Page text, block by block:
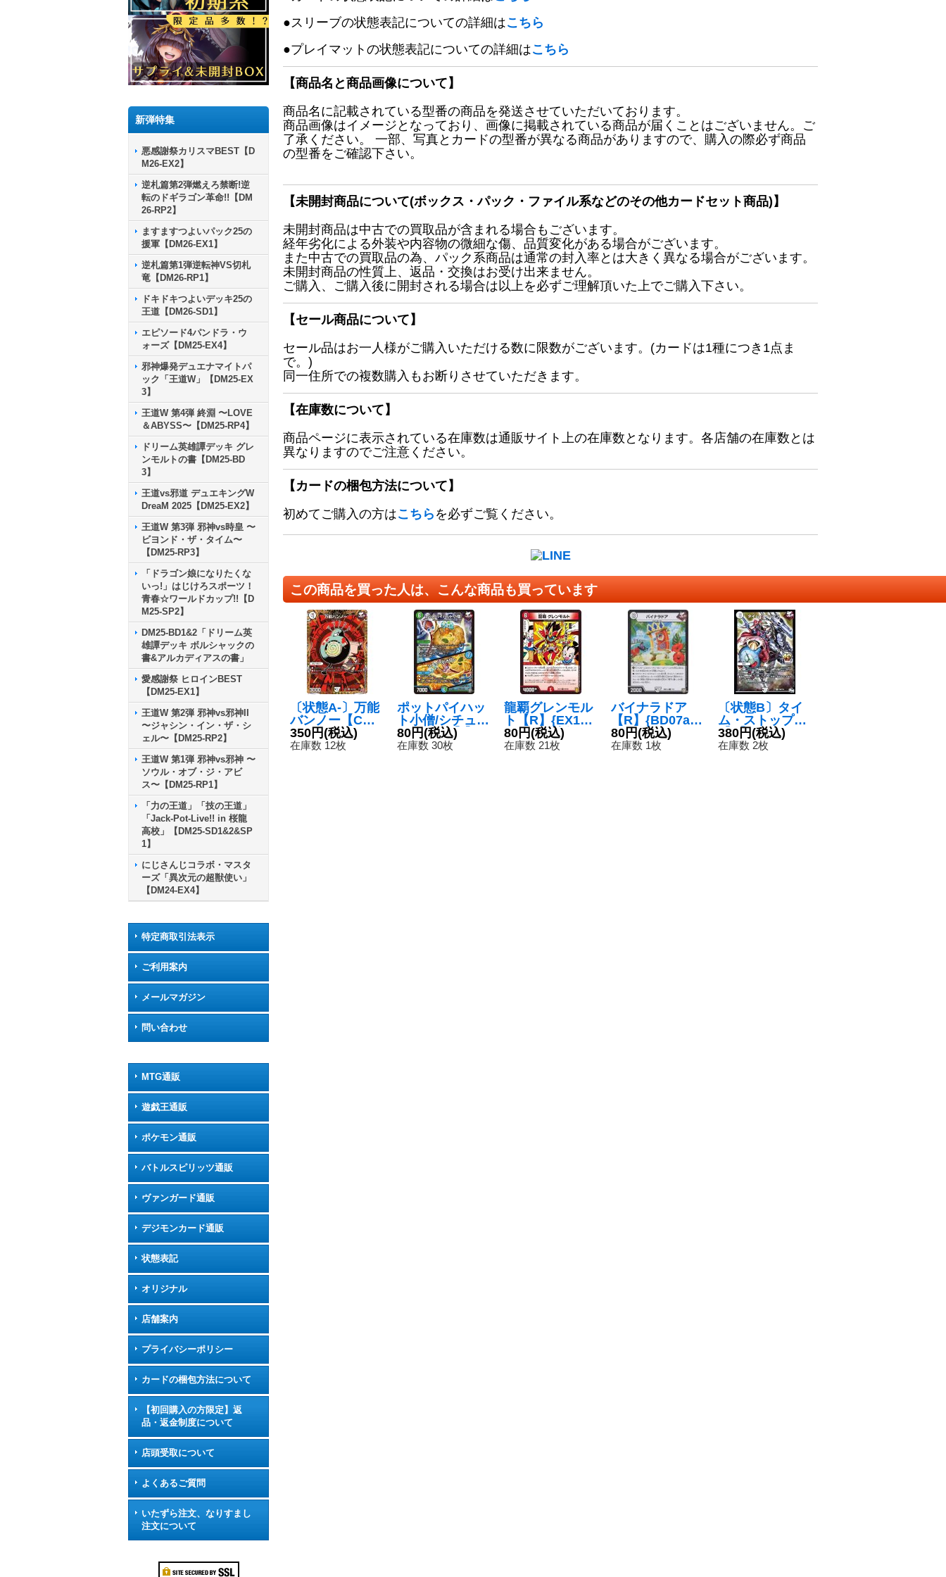
新弾特集
悪感謝祭カリスマBEST【D
M26-EX2】
逆札篇第2弾燃えろ禁断!逆
転のドギラゴン革命!!【DM
26-RP2】
ますますつよいパック25の
援軍【DM26-EX1】
逆札篇第1弾逆転神VS切札
竜【DM26-RP1】
ドキドキつよいデッキ25の
王道【DM26-SD1】
エピソード4パンドラ・ウ
ォーズ【DM25-EX4】
邪神爆発デュエナマイトパ
ック「王道W」【DM25-EX
3】
王道W 第4弾 終淵 〜LOVE
＆ABYSS〜【DM25-RP4】
ドリーム英雄譚デッキ グレ
ンモルトの書【DM25-BD
3】
王道vs邪道 デュエキングW
DreaM 2025【DM25-EX2】
王道W 第3弾 邪神vs時皇 〜
ビヨンド・ザ・タイム〜
【DM25-RP3】
「ドラゴン娘になりたくな
いっ!」はじけろスポーツ！
青春☆ワールドカップ!!【D
M25-SP2】
DM25-BD1&2「ドリーム英
雄譚デッキ ボルシャックの
書&アルカディアスの書」
愛感謝祭 ヒロインBEST
【DM25-EX1】
王道W 第2弾 邪神vs邪神II
〜ジャシン・イン・ザ・シ
ェル〜【DM25-RP2】
王道W 第1弾 邪神vs邪神 〜
ソウル・オブ・ジ・アビ
ス〜【DM25-RP1】
「力の王道」「技の王道」
「Jack-Pot-Live!! in 桜龍
高校」【DM25-SD1&2&SP
1】
にじさんじコラボ・マスタ
ーズ「異次元の超獣使い」
【DM24-EX4】
特定商取引法表示
ご利用案内
メールマガジン
問い合わせ
MTG通販
遊戯王通販
ポケモン通販
バトルスピリッツ通販
ヴァンガード通販
デジモンカード通販
状態表記
オリジナル
店舗案内
プライバシーポリシー
カードの梱包方法について
【初回購入の方限定】返
品・返金制度について
店頭受取について
よくあるご質問
いたずら注文、なりすまし
注文について
●スリーブの状態表記についての詳細はこちら
●プレイマットの状態表記についての詳細はこちら
【商品名と商品画像について】
商品名に記載されている型番の商品を発送させていただいております。
商品画像はイメージとなっており、画像に掲載されている商品が届くことはございません。ご
了承ください。 一部、写真とカードの型番が異なる商品がありますので、購入の際必ず商品
の型番をご確認下さい。
【未開封商品について(ボックス・パック・ファイル系などのその他カードセット商品)】
未開封商品は中古での買取品が含まれる場合もございます。
経年劣化による外装や内容物の微細な傷、品質変化がある場合がございます。
また中古での買取品の為、パック系商品は通常の封入率とは大きく異なる場合がございます。
未開封商品の性質上、返品・交換はお受け出来ません。
ご購入、ご購入後に開封される場合は以上を必ずご理解頂いた上でご購入下さい。
【セール商品について】
セール品はお一人様がご購入いただける数に限数がございます。(カードは1種につき1点ま
で。)
同一住所での複数購入もお断りさせていただきます。
【在庫数について】
商品ページに表示されている在庫数は通販サイト上の在庫数となります。各店舗の在庫数とは
異なりますのでご注意ください。
【カードの梱包方法について】
初めてご購入の方はこちら を必ずご覧ください。
この商品を買った人は、こんな商品も買っています
〔状態A-〕万能
バンノー【C】
{24RP3秘23/秘
24}《無》
350円(税込)
在庫数 12枚
ポットパイハッ
ト小僧/シチュ―
引き回し【-】
{BD11基本J8/1
80円(税込)
在庫数 30枚
龍覇グレンモル
ト【R】{EX156
9/100}《火》
80円(税込)
在庫数 21枚
バイナラドア
【R】{BD07a7/
14}《無》
80円(税込)
在庫数 1枚
〔状態B〕タイ
ム・ストップン
【R】{P39/Y16}
《無》
380円(税込)
在庫数 2枚